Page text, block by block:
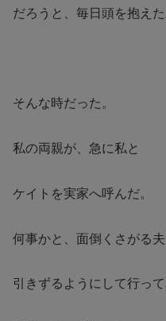
だろうと、毎日頭を抱えた
そんな時だった。
私の両親が、急に私と
ケイトを実家へ呼んだ。
何事かと、面倒くさがる夫
引きずるようにして行って